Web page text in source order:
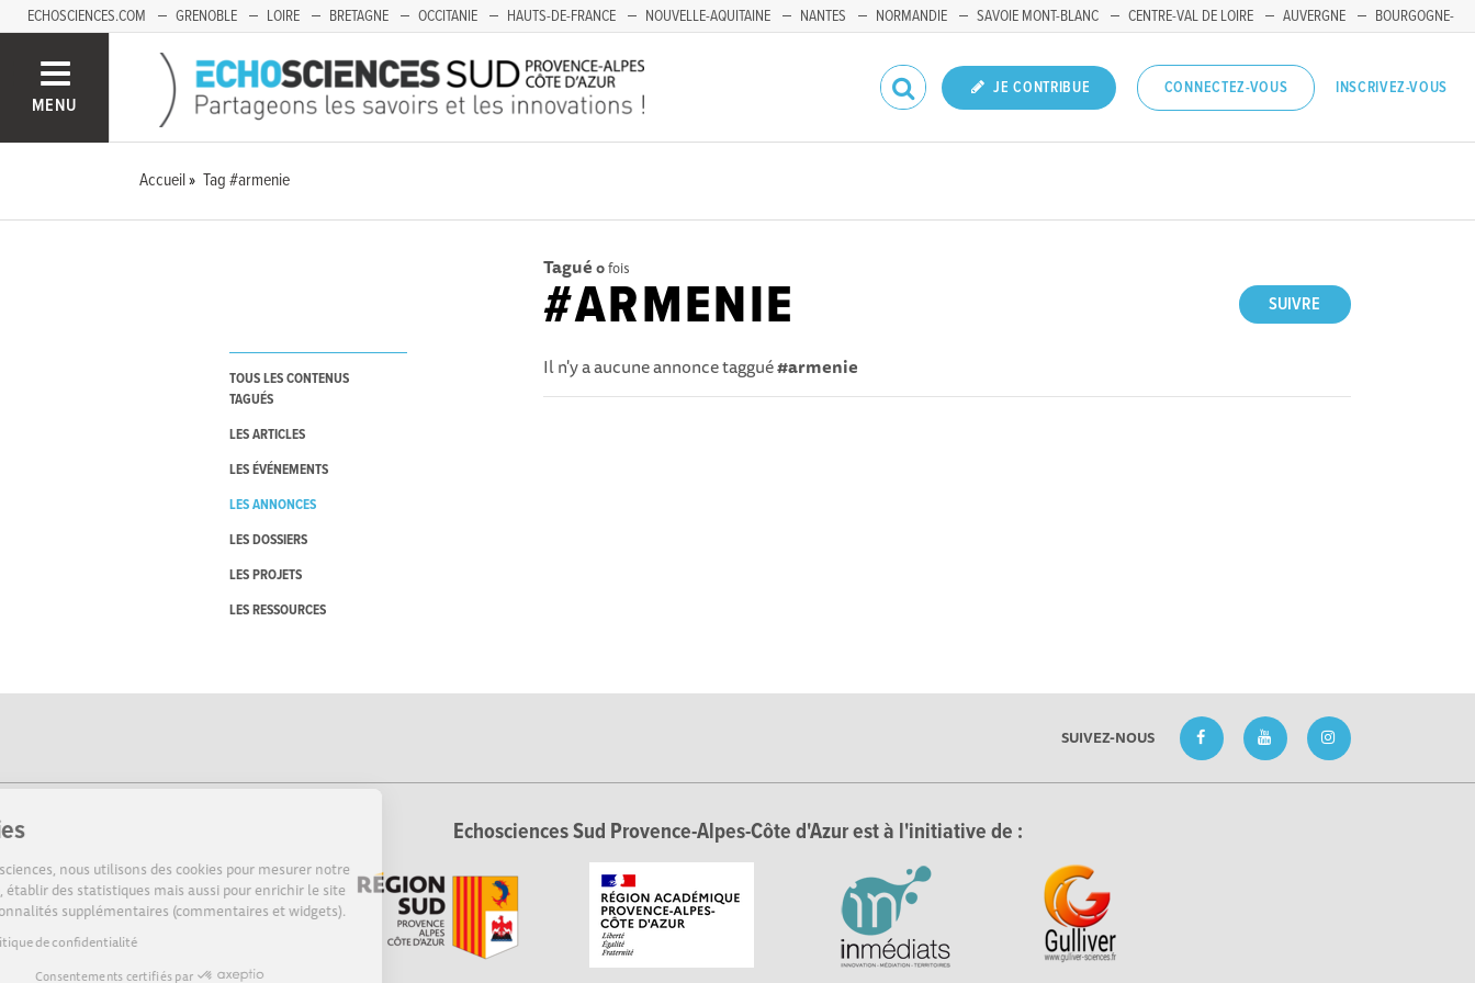
Sur Echosciences, nous utilisons des cookies pour mesurer notre
audience, établir des statistiques mais aussi pour enrichir le site
de fonctionnalités supplémentaires (commentaires et widgets).
Lire la politique de confidentialité
Consentements certifiés par
ECHOSCIENCES.COM GRENOBLE LOIRE BRETAGNE OCCITANIE HAUTS-DE-FRANCE NOUVELLE-AQUITAINE NANTES NORMANDIE SAVOIE MONT-BLANC CENTRE-VAL DE LOIRE AUVERGNE
BOURGOGNE-
MENU
JE CONTRIBUE CONNECTEZ-VOUS INSCRIVEZ-VOUS
Accueil Tag #armenie
TOUS LES CONTENUS
TAGUÉS
LES ARTICLES
LES ÉVÉNEMENTS
LES ANNONCES
LES DOSSIERS
LES PROJETS
LES RESSOURCES
Tagué 0fois
SUIVRE
#ARMENIE
Il n'y a aucune annonce taggué#armenie
SUIVEZ-NOUS
Echosciences Sud Provence-Alpes-Côte d'Azur est à l'initiative de :